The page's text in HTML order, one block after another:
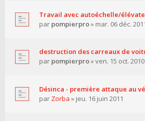
Travail avec autoéchelle/
par pompierpro» mar. 06 déc.
destruction des carreaux de
par pompierpro» ven. 15 oct. 2010
Désinca - première attaque au
par Zorba » jeu. 16 juin 2011